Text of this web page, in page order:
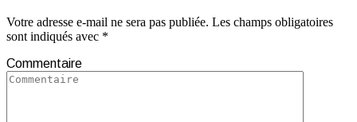
Votre adresse e-mail ne sera pas publiée. Les champs obligatoires
sont indiqués avec *
Commentaire